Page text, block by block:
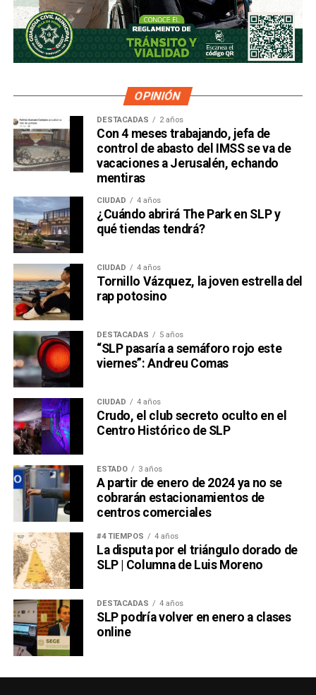
OPINIÓN
DESTACADAS 2 años
Con 4 meses trabajando, jefa de
control de abasto del IMSS se va de
vacaciones a Jerusalén, echando
mentiras
CIUDAD 4 años
¿Cuándo abrirá The Park en SLP y
qué tiendas tendrá?
CIUDAD 4 años
Tornillo Vázquez, la joven estrella del
rap potosino
DESTACADAS 5 años
“SLP pasaría a semáforo rojo este
viernes”: Andreu Comas
CIUDAD 4 años
Crudo, el club secreto oculto en el
Centro Histórico de SLP
ESTADO 3 años
A partir de enero de 2024 ya no se
cobrarán estacionamientos de
centros comerciales
#4 TIEMPOS 4 años
La disputa por el triángulo dorado de
SLP | Columna de Luis Moreno
DESTACADAS 4 años
SLP podría volver en enero a clases
online